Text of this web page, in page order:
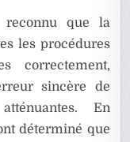
reconnu que la
les procédures
correctement,
sincère de
En
déterminé que